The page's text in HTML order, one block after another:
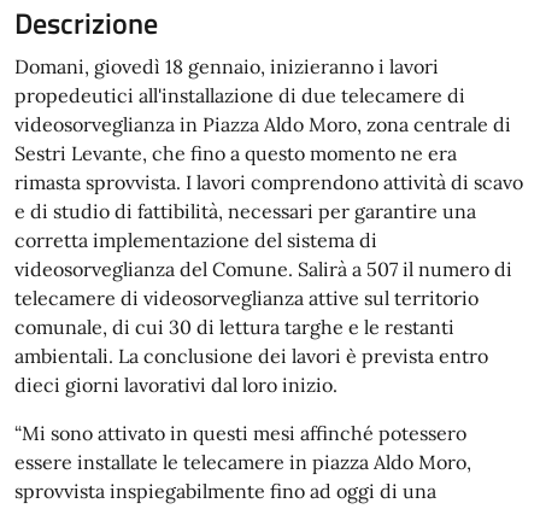
Descrizione
Domani, giovedì 18 gennaio, inizieranno i lavori
propedeutici all'installazione di due telecamere di
videosorveglianza in Piazza Aldo Moro, zona centrale di
Sestri Levante, che fino a questo momento ne era
rimasta sprovvista. I lavori comprendono attività di scavo
e di studio di fattibilità, necessari per garantire una
corretta implementazione del sistema di
videosorveglianza del Comune. Salirà a 507 il numero di
telecamere di videosorveglianza attive sul territorio
comunale, di cui 30 di lettura targhe e le restanti
ambientali. La conclusione dei lavori è prevista entro
dieci giorni lavorativi dal loro inizio.
“Mi sono attivato in questi mesi affinché potessero
essere installate le telecamere in piazza Aldo Moro,
sprovvista inspiegabilmente fino ad oggi di una